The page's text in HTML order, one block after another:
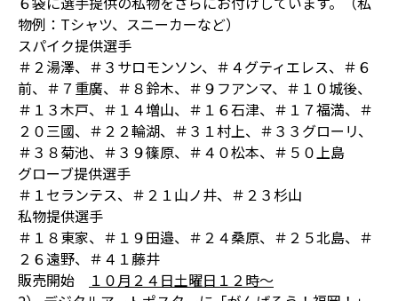
物例：Tシャツ、スニーカーなど）
スパイク提供選手
＃２湯澤、＃３サロモンソン、＃４グティエレス、＃６
前、＃７重廣、＃８鈴木、＃９フアンマ、＃１０城後、
＃１３木戸、＃１４増山、＃１６石津、＃１７福満、＃
２０三國、＃２２輪湖、＃３１村上、＃３３グローリ、
＃３８菊池、＃３９篠原、＃４０松本、＃５０上島
グローブ提供選手
＃１セランテス、＃２１山ノ井、＃２３杉山
私物提供選手
＃１８東家、＃１９田邉、＃２４桑原、＃２５北島、＃
２６遠野、＃４１藤井
販売開始
１０月２４日土曜日１２時～